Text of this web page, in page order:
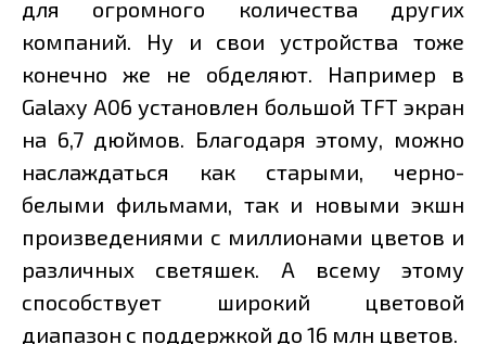
для огромного количества других
компаний. Ну и свои устройства тоже
конечно же не обделяют. Например в
Galaxy A06 установлен большой TFT экран
на 6,7 дюймов. Благодаря этому, можно
наслаждаться как старыми, черно-
белыми фильмами, так и новыми экшн
произведениями с миллионами цветов и
различных светяшек. А всему этому
способствует широкий цветовой
диапазон с поддержкой до 16 млн цветов.